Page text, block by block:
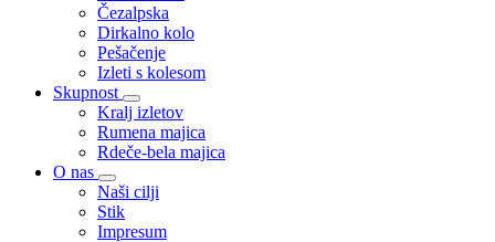
Čezalpska
Dirkalno kolo
Pešačenje
Izleti s kolesom
Skupnost
Kralj izletov
Rumena majica
Rdeče-bela majica
O nas
Naši cilji
Stik
Impresum